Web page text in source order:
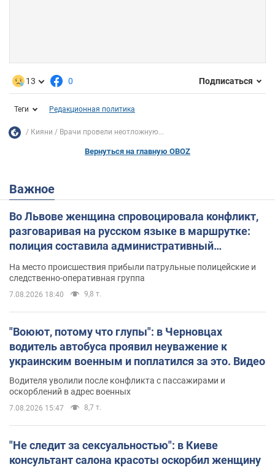
13 0 Подписаться
Теги Редакционная политика
Кияни Врачи провели неотложную...
Вернуться на главную OBOZ
Важное
Во Львове женщина спровоцировала конфликт,
разговаривая на русском языке в маршрутке:
полиция составила административный
На место происшествия прибыли патрульные полицейские и
следственно-оперативная группа
7.08.2026 18:40 9,8 т.
"Воюют, потому что глупы": в Черновцах
водитель автобуса проявил неуважение к
украинским военным и поплатился за это. Видео
Водителя уволили после конфликта с пассажирами и
оскорблений в адрес военных
7.08.2026 15:47 8,7 т.
"Не следит за сексуальностью": в Киеве
консультант салона красоты оскорбил женщину